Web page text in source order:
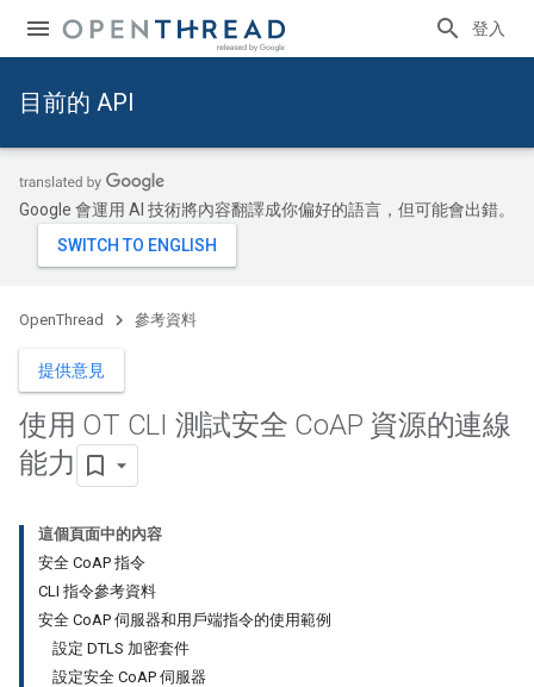
登入
目前的 API
Google 會運用 AI 技術將內容翻譯成你偏好的語言，但可能會出錯。
OpenThread 參考資料
提供意見
使用 OT CLI 測試安全 CoAP 資源的連線
能力
這個頁面中的內容
安全 CoAP 指令
CLI 指令參考資料
安全 CoAP 伺服器和用戶端指令的使用範例
設定 DTLS 加密套件
設定安全 CoAP 伺服器